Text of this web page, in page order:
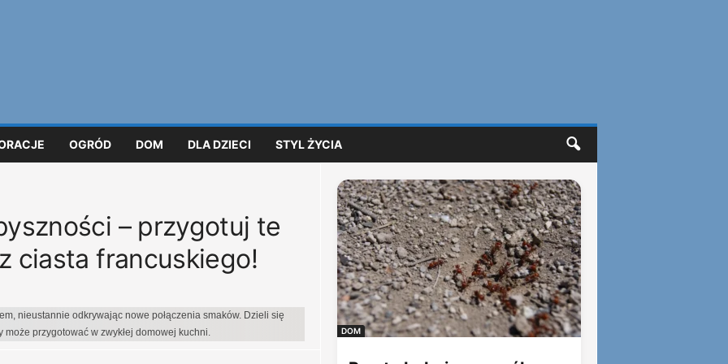
OGRÓD DOM DLA DZIECI STYL ŻYCIA
– przygotuj te
ciasta francuskiego!
nieustannie odkrywając nowe połączenia smaków. Dzieli się
przygotować w zwykłej domowej kuchni.
DOM